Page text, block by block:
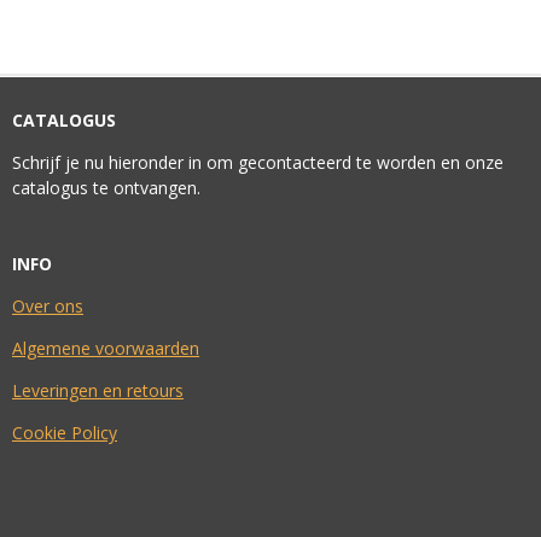
CATALOGUS
Schrijf je nu hieronder in om gecontacteerd te worden en onze
catalogus te ontvangen.
INFO
Over ons
Algemene voorwaarden
Leveringen en retours
Cookie Policy